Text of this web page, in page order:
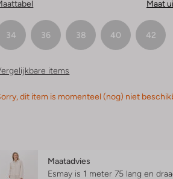
Maat
34 36 38 40 42
items
dit item is momenteel (nog) niet
Maatadvies
Esmay is 1 meter 75 lang en